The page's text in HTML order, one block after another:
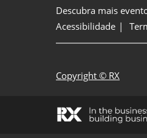
Descubra mais
Acessibilidade
Copyright © RX